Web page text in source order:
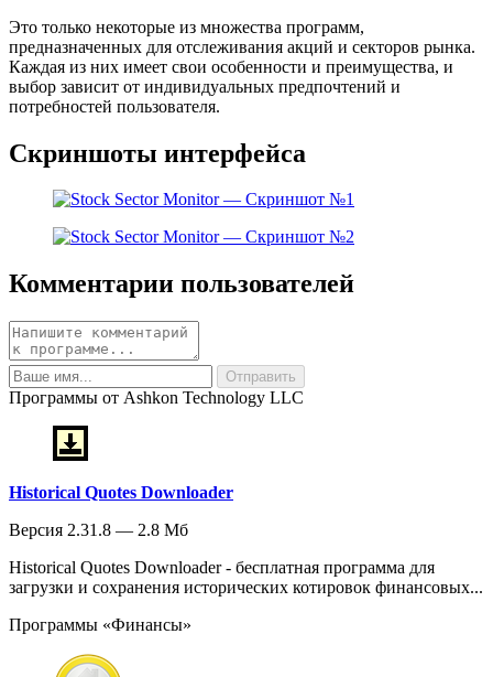
Это только некоторые из множества программ,
предназначенных для отслеживания акций и секторов рынка.
Каждая из них имеет свои особенности и преимущества, и
выбор зависит от индивидуальных предпочтений и
потребностей пользователя.
Скриншоты интерфейса
Комментарии пользователей
Программы от Ashkon Technology LLC
Historical Quotes Downloader
Версия 2.31.8 — 2.8 Мб
Historical Quotes Downloader - бесплатная программа для
загрузки и сохранения исторических котировок финансовых...
Программы «Финансы»